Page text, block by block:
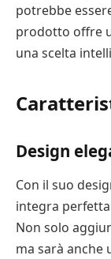
potrebbe
prodotto offre
una scelta
Design
Con il suo
integra
Non solo
ma sarà anche